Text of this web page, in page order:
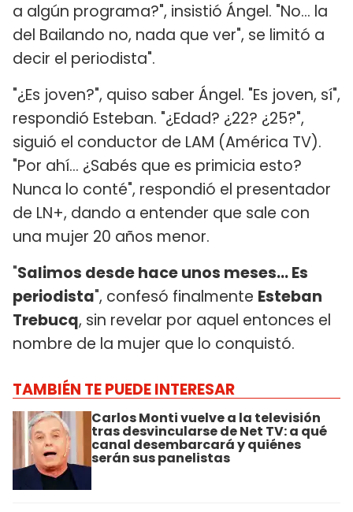
a algún programa?", insistió Ángel. "No... la
del Bailando no, nada que ver", se limitó a
decir el periodista".
"¿Es joven?", quiso saber Ángel. "Es joven, sí",
respondió Esteban. "¿Edad? ¿22? ¿25?",
siguió el conductor de LAM (América TV).
"Por ahí... ¿Sabés que es primicia esto?
Nunca lo conté", respondió el presentador
de LN+, dando a entender que sale con
una mujer 20 años menor.
"Salimos desde hace unos meses... Es
periodista", confesó finalmente Esteban
Trebucq, sin revelar por aquel entonces el
nombre de la mujer que lo conquistó.
TAMBIÉN TE PUEDE INTERESAR
Carlos Monti vuelve a la televisión
tras desvincularse de Net TV: a qué
canal desembarcará y quiénes
serán sus panelistas